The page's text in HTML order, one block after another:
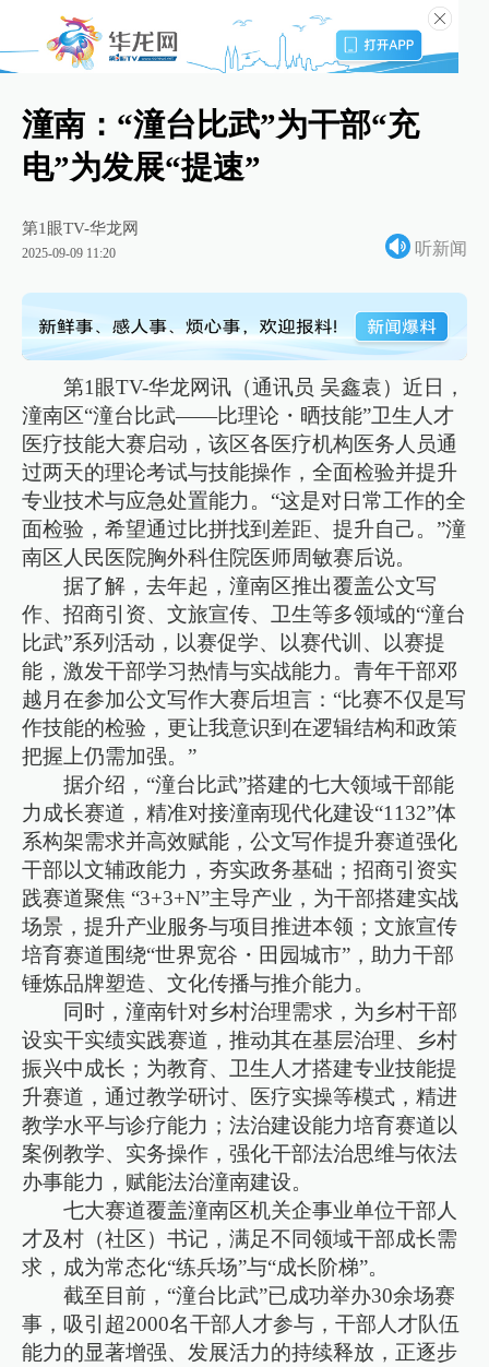
潼南：“潼台比武”为干部“充
电”为发展“提速”
第1眼TV-华龙网
2025-09-09 11:20 听新闻
第1眼TV-华龙网讯（通讯员 吴鑫袁）近日，
潼南区“潼台比武——比理论・晒技能”卫生人才
医疗技能大赛启动，该区各医疗机构医务人员通
过两天的理论考试与技能操作，全面检验并提升
专业技术与应急处置能力。“这是对日常工作的全
面检验，希望通过比拼找到差距、提升自己。”潼
南区人民医院胸外科住院医师周敏赛后说。​
据了解，去年起，潼南区推出覆盖公文写
作、招商引资、文旅宣传、卫生等多领域的“潼台
比武”系列活动，以赛促学、以赛代训、以赛提
能，激发干部学习热情与实战能力。青年干部邓
越月在参加公文写作大赛后坦言：“比赛不仅是写
作技能的检验，更让我意识到在逻辑结构和政策
把握上仍需加强。”
据介绍，“潼台比武”搭建的七大领域干部能
力成长赛道，精准对接潼南现代化建设“1132”体
系构架需求并高效赋能，公文写作提升赛道强化
干部以文辅政能力，夯实政务基础；招商引资实
践赛道聚焦 “3+3+N”主导产业，为干部搭建实战
场景，提升产业服务与项目推进本领；文旅宣传
培育赛道围绕“世界宽谷・田园城市”，助力干部
锤炼品牌塑造、文化传播与推介能力。​
同时，潼南针对乡村治理需求，为乡村干部
设实干实绩实践赛道，推动其在基层治理、乡村
振兴中成长；为教育、卫生人才搭建专业技能提
升赛道，通过教学研讨、医疗实操等模式，精进
教学水平与诊疗能力；法治建设能力培育赛道以
案例教学、实务操作，强化干部法治思维与依法
办事能力，赋能法治潼南建设。
七大赛道覆盖潼南区机关企事业单位干部人
才及村（社区）书记，满足不同领域干部成长需
求，成为常态化“练兵场”与“成长阶梯”。
截至目前，“潼台比武”已成功举办30余场赛
事，吸引超2000名干部人才参与，干部人才队伍
能力的显著增强、发展活力的持续释放，正逐步